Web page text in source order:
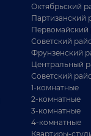
Октябрьский
Партизанский
Первомайский
Советский
Фрунзенский
Центральный
Советский
1-комнатные
2-комнатные
3-комнатные
4-комнатные
Квартиры-